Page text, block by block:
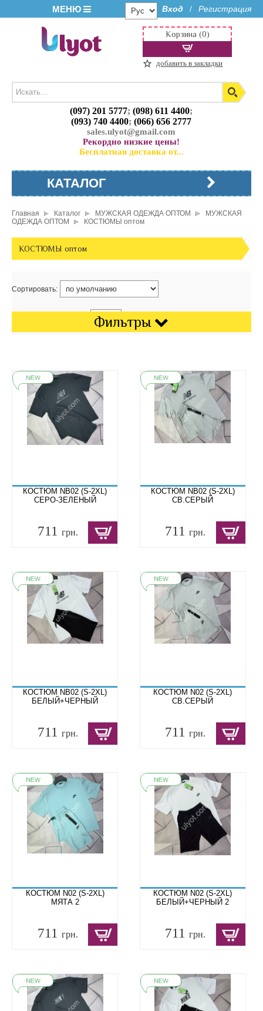
МЕНЮ Вход / Регистрация
(097) 201 5777;(098) 611 4400;
(093) 740 4400;(066) 656 2777
sales.ulyot@gmail.com
Рекордно низкие цены!
Бесплатная доставка от...
Корзина (0)
добавить в закладки
КАТАЛОГ
Главная Каталог МУЖСКАЯ ОДЕЖДА ОПТОМ
МУЖСКАЯ
ОДЕЖДА ОПТОМ
КОСТЮМЫ оптом
Фильтры
КОСТЮМЫ оптом
Сортировать:
КОСТЮМ NB02 (S-2XL)
СЕРО-ЗЕЛЕНЫЙ
711 грн.
КОСТЮМ NB02 (S-2XL)
СВ.СЕРЫЙ
711грн.
КОСТЮМ NB02 (S-2XL)
БЕЛЫЙ+ЧЕРНЫЙ
711 грн.
КОСТЮМ N02 (S-2XL)
СВ.СЕРЫЙ
711грн.
КОСТЮМ N02 (S-2XL)
МЯТА 2
711 грн.
КОСТЮМ N02 (S-2XL)
БЕЛЫЙ+ЧЕРНЫЙ 2
711грн.